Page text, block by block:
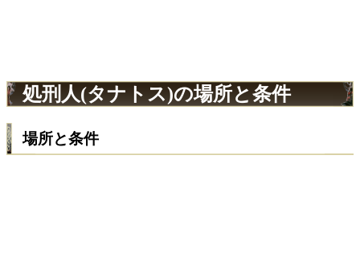
処刑人(タナトス)の場所と条件
場所と条件